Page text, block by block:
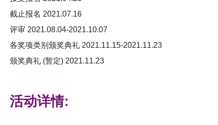
截止报名 2021.07.16
评审 2021.08.04-2021.10.07
各奖项类别颁奖典礼 2021.11.15-2021.11.23
颁奖典礼 (暂定) 2021.11.23
活动详情: